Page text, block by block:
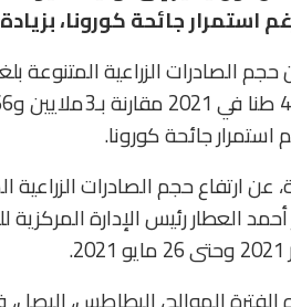
جائحة كورونا، بزيادة
الصادرات الزراعية المتنوعة
العطار رئيس الإدارة المركزية